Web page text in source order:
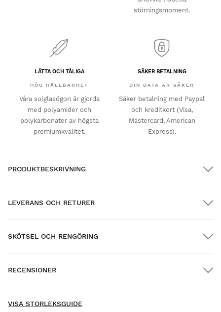
störningsmoment.
LÄTTA OCH TÅLIGA
HÖG HÅLLBARHET
Våra solglasögon är gjorda
med polyamider och
polykarbonater av högsta
premiumkvalitet.
SÄKER BETALNING
DIN DATA ÄR SÄKER
Säker betalning med Paypal
och kreditkort (Visa,
Mastercard, American
Express).
PRODUKTBESKRIVNING
LEVERANS OCH RETURER
Hemleverans över $300.00
SKÖTSEL OCH RENGÖRING
RECENSIONER
VISA STORLEKSGUIDE